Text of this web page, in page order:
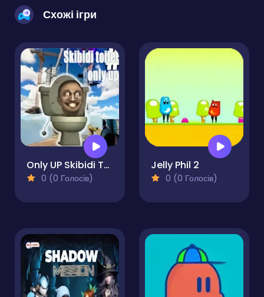
Схожі ігри
Only UP Skibidi Toilet
0 (0 Голосів)
Jelly Phil 2
0 (0 Голосів)